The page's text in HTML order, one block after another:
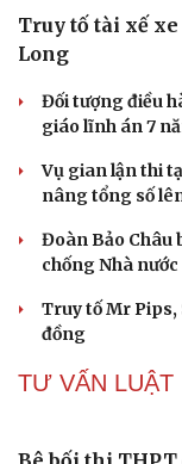
Cải chính
Thông tin sai
Người dân Thái
VỤ ÁN